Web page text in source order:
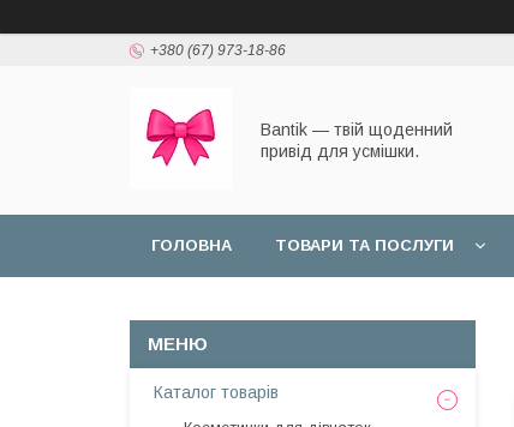
+380 (67) 973-18-86
Bantik — твій щоденний
привід для усмішки.
ГОЛОВНА ТОВАРИ ТА ПОСЛУГИ
Каталог товарів